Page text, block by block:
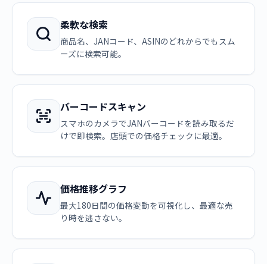
柔軟な検索
商品名、JANコード、ASINのどれからでもスム
ーズに検索可能。
バーコードスキャン
スマホのカメラでJANバーコードを読み取るだ
けで即検索。店頭での価格チェックに最適。
価格推移グラフ
最大180日間の価格変動を可視化し、最適な売
り時を逃さない。